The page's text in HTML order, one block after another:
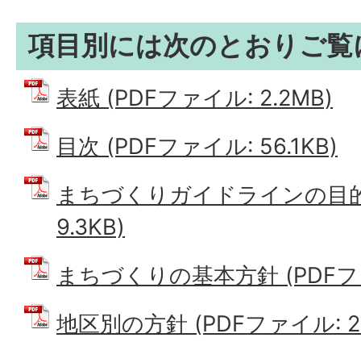
項目別には次のとおりご
表紙 (PDFファイル: 2.2MB)
目次 (PDFファイル: 56.1KB)
まちづくりガイドラインの目
9.3KB)
まちづくりの基本方針 (PDF
地区別の方針 (PDFファイル: